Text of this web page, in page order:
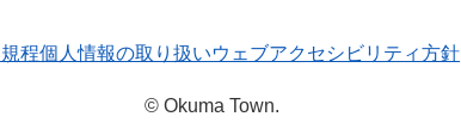
程個人情報の取り扱いウェブアクセシビリティ方針
© Okuma Town.